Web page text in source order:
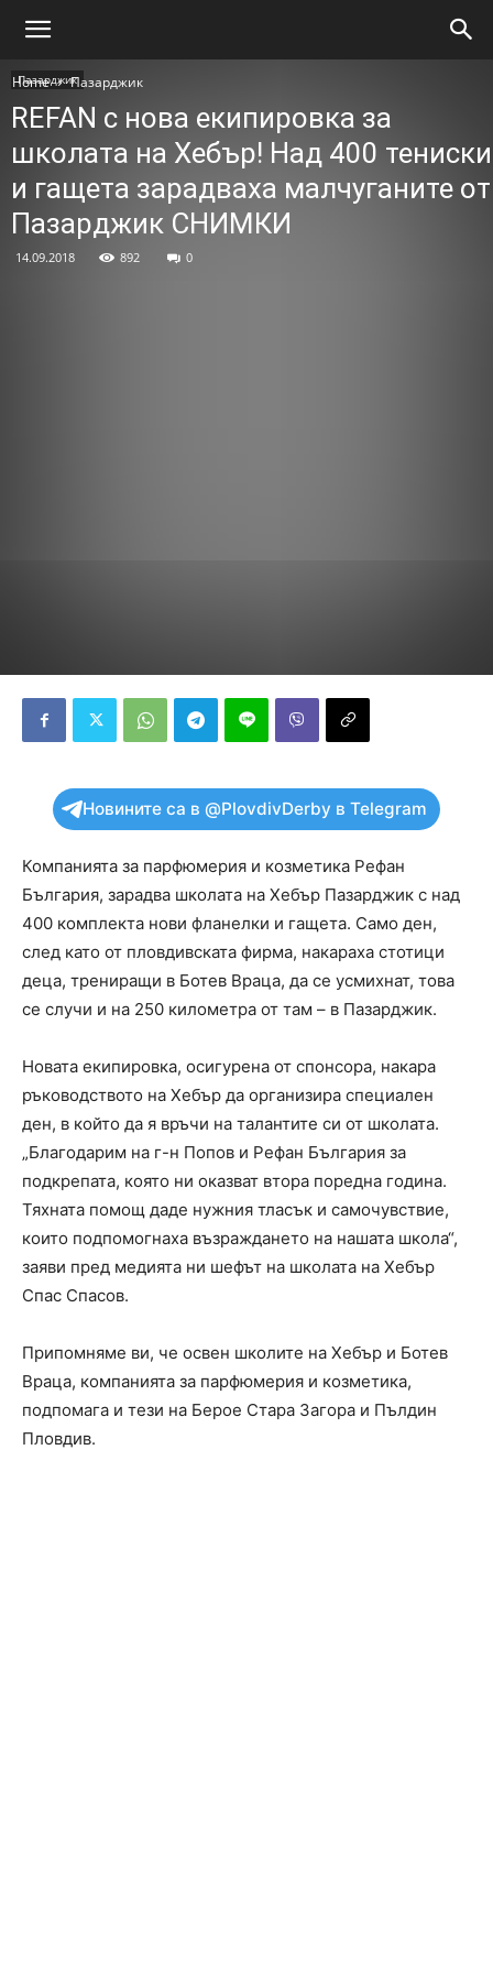
Home Пазарджик
Пазарджик
REFAN с нова екипировка за
школата на Хебър! Над 400 тениски
и гащета зарадваха малчуганите от
Пазарджик СНИМКИ
14.09.2018 892 0
Новините са в @PlovdivDerby в Telegram
Компанията за парфюмерия и козметика Рефан
България, зарадва школата на Хебър Пазарджик с над
400 комплекта нови фланелки и гащета. Само ден,
след като от пловдивската фирма, накараха стотици
деца, трениращи в Ботев Враца, да се усмихнат, това
се случи и на 250 километра от там – в Пазарджик.
Новата екипировка, осигурена от спонсора, накара
ръководството на Хебър да организира специален
ден, в който да я връчи на талантите си от школата.
„Благодарим на г-н Попов и Рефан България за
подкрепата, която ни оказват втора поредна година.
Тяхната помощ даде нужния тласък и самочувствие,
които подпомогнаха възраждането на нашата школа“,
заяви пред медията ни шефът на школата на Хебър
Спас Спасов.
Припомняме ви, че освен школите на Хебър и Ботев
Враца, компанията за парфюмерия и козметика,
подпомага и тези на Берое Стара Загора и Пълдин
Пловдив.